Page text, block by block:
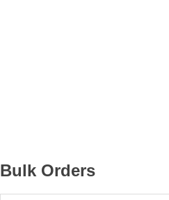
Bulk Orders